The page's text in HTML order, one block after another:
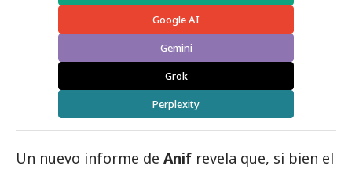
Google AI
Gemini
Grok
Perplexity
Un nuevo informe de Anif revela que, si bien el